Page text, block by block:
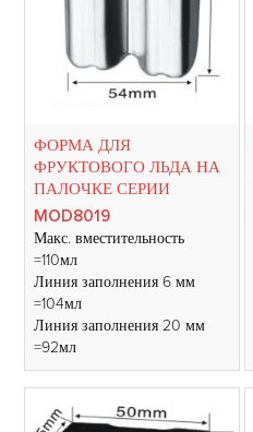
ФОРМА ДЛЯ
ФРУКТОВОГО ЛЬДА НА
ПАЛОЧКЕ СЕРИИ
MOD8019
Макс. вместительность
=110мл
Линия заполнения 6 мм
=104мл
Линия заполнения 20 мм
=92мл